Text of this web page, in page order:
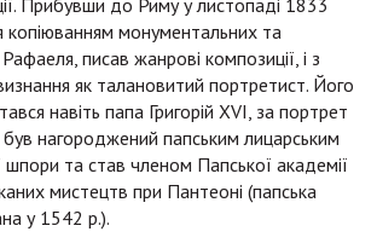
копіюванням монументальних та
писав жанрові композиції, і з
як талановитий портретист. Його
навіть папа Григорій XVI, за портрет
був нагороджений папським лицарським
та став членом Папської академії
мистецтв при Пантеоні (папська
у 1542 р.).